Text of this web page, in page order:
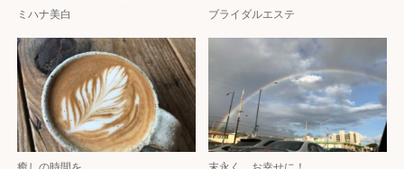
ミハナ美白 ブライダルエステ